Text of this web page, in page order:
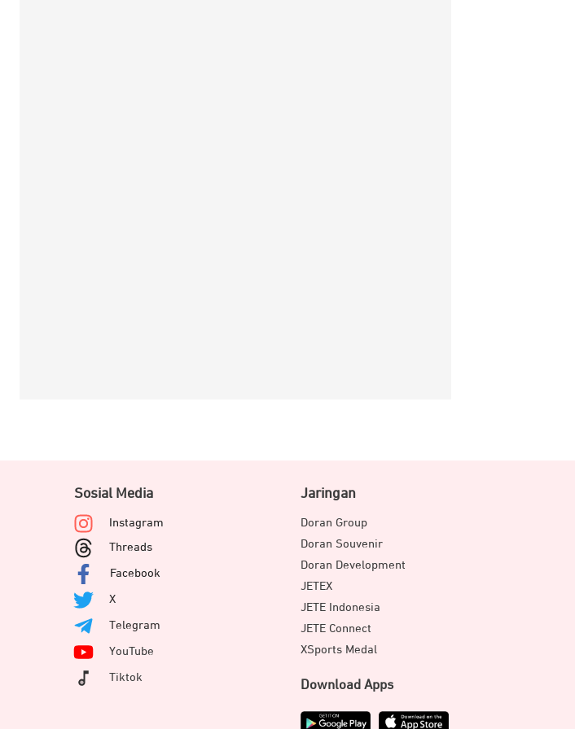
Sosial Media
Instagram
Threads
Facebook
X
Telegram
YouTube
Tiktok
Jaringan
Doran Group
Doran Souvenir
Doran Development
JETEX
JETE Indonesia
JETE Connect
XSports Medal
Download Apps